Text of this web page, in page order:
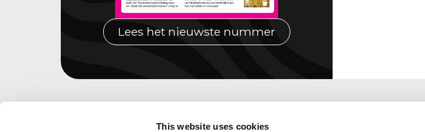
This website uses cookies
Lees het nieuwste nummer